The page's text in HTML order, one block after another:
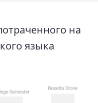
на
языка